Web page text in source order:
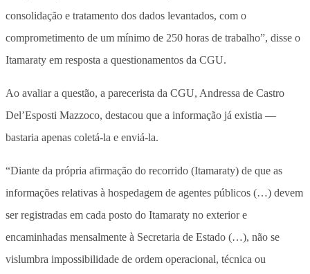
consolidação e tratamento dos dados levantados, com o
comprometimento de um mínimo de 250 horas de trabalho”, disse o
Itamaraty em resposta a questionamentos da CGU.
Ao avaliar a questão, a parecerista da CGU, Andressa de Castro
Del’Esposti Mazzoco, destacou que a informação já existia —
bastaria apenas coletá-la e enviá-la.
“Diante da própria afirmação do recorrido (Itamaraty) de que as
informações relativas à hospedagem de agentes públicos (…) devem
ser registradas em cada posto do Itamaraty no exterior e
encaminhadas mensalmente à Secretaria de Estado (…), não se
vislumbra impossibilidade de ordem operacional, técnica ou